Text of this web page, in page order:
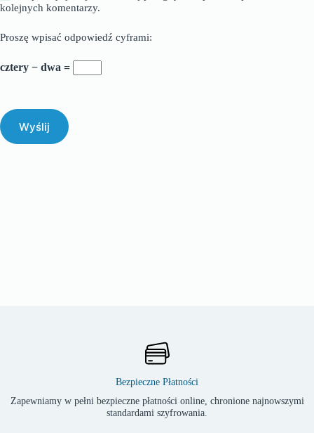
kolejnych komentarzy.
Proszę wpisać odpowiedź cyframi:
cztery − dwa =
Wyślij
Bezpieczne Płatności
Zapewniamy w pełni bezpieczne płatności online, chronione najnowszymi
standardami szyfrowania.